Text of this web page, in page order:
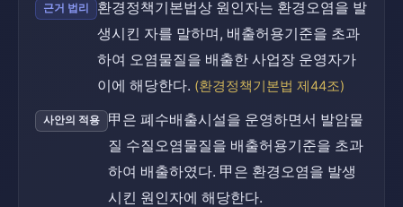
근거 법리
환경정책기본법상 원인자는 환경오염을 발
생시킨 자를 말하며, 배출허용기준을 초과
하여 오염물질을 배출한 사업장 운영자가
이에 해당한다. (환경정책기본법 제44조)
사안의 적용
甲은 폐수배출시설을 운영하면서 발암물
질 수질오염물질을 배출허용기준을 초과
하여 배출하였다. 甲은 환경오염을 발생
시킨 원인자에 해당한다.